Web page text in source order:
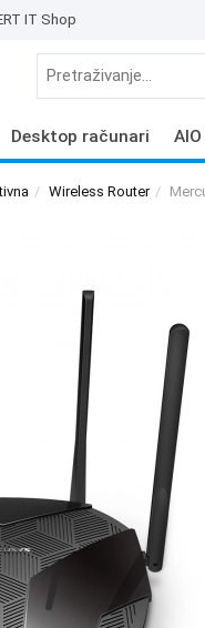
IT Shop
Desktop računari
Wireless Router